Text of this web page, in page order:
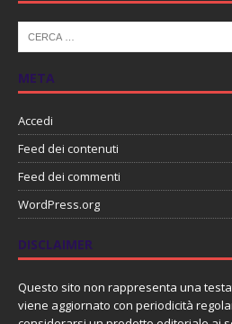
META
Accedi
Feed dei contenuti
Feed dei commenti
WordPress.org
DISCLAIMER
Questo sito non rappresenta una
viene aggiornato con periodicità